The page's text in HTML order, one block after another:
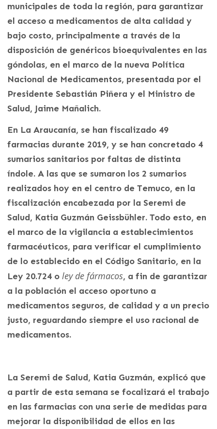
municipales de toda la región, para garantizar
el acceso a medicamentos de alta calidad y
bajo costo, principalmente a través de la
disposición de genéricos bioequivalentes en las
góndolas, en el marco de la nueva Política
Nacional de Medicamentos, presentada por el
Presidente Sebastián Piñera y el Ministro de
Salud, Jaime Mañalich.
En La Araucanía, se han fiscalizado 49
farmacias durante 2019, y se han concretado 4
sumarios sanitarios por faltas de distinta
índole. A las que se sumaron los 2 sumarios
realizados hoy en el centro de Temuco, en la
fiscalización encabezada por la Seremi de
Salud, Katia Guzmán Geissbühler. Todo esto, en
el marco de la vigilancia a establecimientos
farmacéuticos, para verificar el cumplimiento
de lo establecido en el Código Sanitario, en la
Ley 20.724 o ley de fármacos, a fin de garantizar
a la población el acceso oportuno a
medicamentos seguros, de calidad y a un precio
justo, reguardando siempre el uso racional de
medicamentos.
La Seremi de Salud, Katia Guzmán, explicó que
a partir de esta semana se focalizará el trabajo
en las farmacias con una serie de medidas para
mejorar la disponibilidad de ellos en las